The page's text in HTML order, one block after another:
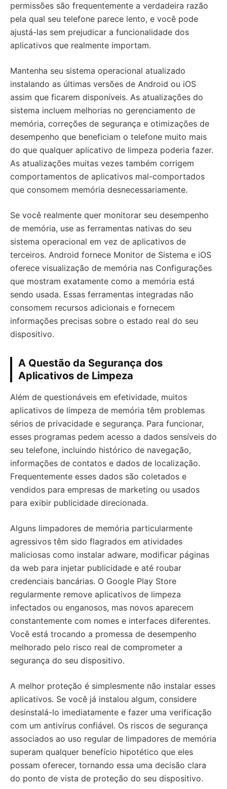
permissões são frequentemente a verdadeira razão
pela qual seu telefone parece lento, e você pode
ajustá-las sem prejudicar a funcionalidade dos
aplicativos que realmente importam.
Mantenha seu sistema operacional atualizado
instalando as últimas versões de Android ou iOS
assim que ficarem disponíveis. As atualizações do
sistema incluem melhorias no gerenciamento de
memória, correções de segurança e otimizações de
desempenho que beneficiam o telefone muito mais
do que qualquer aplicativo de limpeza poderia fazer.
As atualizações muitas vezes também corrigem
comportamentos de aplicativos mal-comportados
que consomem memória desnecessariamente.
Se você realmente quer monitorar seu desempenho
de memória, use as ferramentas nativas do seu
sistema operacional em vez de aplicativos de
terceiros. Android fornece Monitor de Sistema e iOS
oferece visualização de memória nas Configurações
que mostram exatamente como a memória está
sendo usada. Essas ferramentas integradas não
consomem recursos adicionais e fornecem
informações precisas sobre o estado real do seu
dispositivo.
A Questão da Segurança dos
Aplicativos de Limpeza
Além de questionáveis em efetividade, muitos
aplicativos de limpeza de memória têm problemas
sérios de privacidade e segurança. Para funcionar,
esses programas pedem acesso a dados sensíveis do
seu telefone, incluindo histórico de navegação,
informações de contatos e dados de localização.
Frequentemente esses dados são coletados e
vendidos para empresas de marketing ou usados
para exibir publicidade direcionada.
Alguns limpadores de memória particularmente
agressivos têm sido flagrados em atividades
maliciosas como instalar adware, modificar páginas
da web para injetar publicidade e até roubar
credenciais bancárias. O Google Play Store
regularmente remove aplicativos de limpeza
infectados ou enganosos, mas novos aparecem
constantemente com nomes e interfaces diferentes.
Você está trocando a promessa de desempenho
melhorado pelo risco real de comprometer a
segurança do seu dispositivo.
A melhor proteção é simplesmente não instalar esses
aplicativos. Se você já instalou algum, considere
desinstalá-lo imediatamente e fazer uma verificação
com um antivírus confiável. Os riscos de segurança
associados ao uso regular de limpadores de memória
superam qualquer benefício hipotético que eles
possam oferecer, tornando essa uma decisão clara
do ponto de vista de proteção do seu dispositivo.